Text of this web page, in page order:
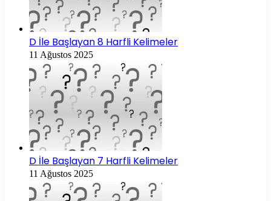
D İle Başlayan 8 Harfli Kelimeler
11 Ağustos 2025
D İle Başlayan 7 Harfli Kelimeler
11 Ağustos 2025